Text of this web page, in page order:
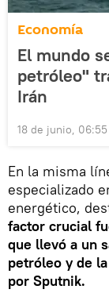
Economía
El mundo
petróleo"
Irán
18 de junio, 06:55
En la misma
especializado
energético,
factor crucial
que llevó a un
petróleo y de
por Sputnik.